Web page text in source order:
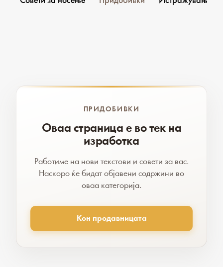
ПРИДОБИВКИ
Оваа страница е во тек на
изработка
Работиме на нови текстови и совети за вас.
Наскоро ќе бидат објавени содржини во
оваа категорија.
Кон продавницата